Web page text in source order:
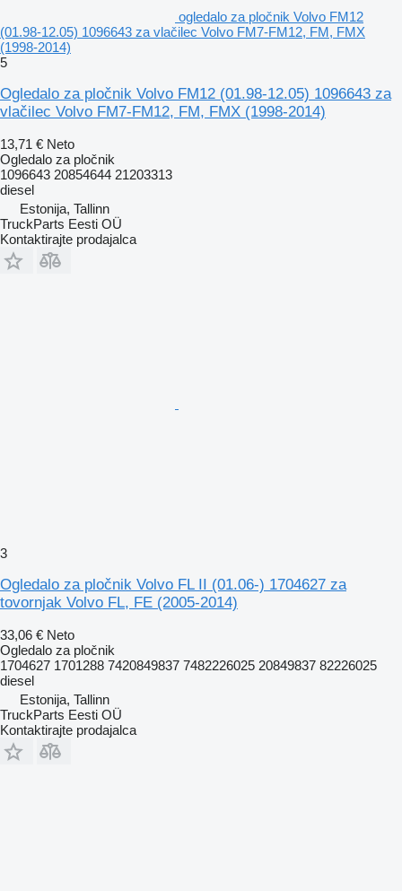
ogledalo za pločnik Volvo FM12
(01.98-12.05) 1096643 za vlačilec Volvo FM7-FM12, FM, FMX
(1998-2014)
5
Ogledalo za pločnik Volvo FM12 (01.98-12.05) 1096643 za
vlačilec Volvo FM7-FM12, FM, FMX (1998-2014)
13,71 € Neto
Ogledalo za pločnik
1096643 20854644 21203313
diesel
Estonija, Tallinn
TruckParts Eesti OÜ
Kontaktirajte prodajalca
3
Ogledalo za pločnik Volvo FL II (01.06-) 1704627 za
tovornjak Volvo FL, FE (2005-2014)
33,06 € Neto
Ogledalo za pločnik
1704627 1701288 7420849837 7482226025 20849837 82226025
diesel
Estonija, Tallinn
TruckParts Eesti OÜ
Kontaktirajte prodajalca